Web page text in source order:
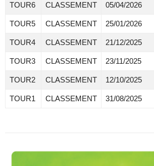
TOUR6
CLASSEMENT 05/04/2026
TOUR5 CLASSEMENT 25/01/2026
TOUR4 CLASSEMENT 21/12/2025
TOUR3 CLASSEMENT 23/11/2025
TOUR2 CLASSEMENT 12/10/2025
TOUR1 CLASSEMENT 31/08/2025